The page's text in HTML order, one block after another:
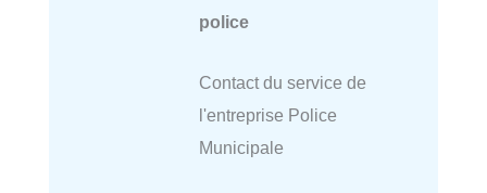
police
Contact du service de
l'entreprise Police
Municipale